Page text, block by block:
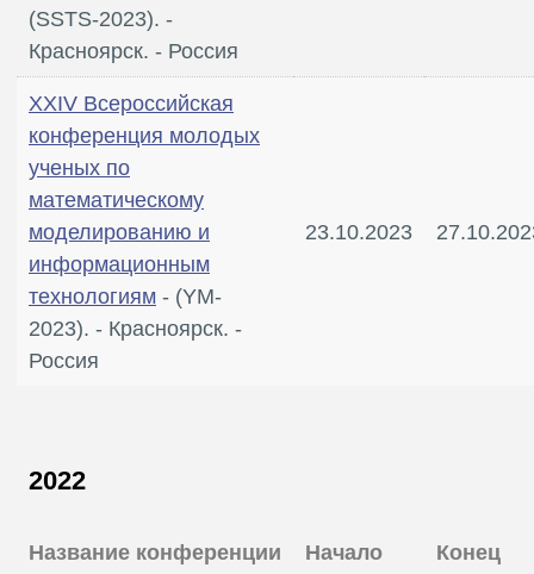
(SSTS-2023). -
Красноярск. - Россия
XXIV Всероссийская
конференция молодых
ученых по
математическому
моделированию и
информационным
технологиям - (YM-
2023). - Красноярск. -
Россия
23.10.2023
2022
Название конференции Начало Конец